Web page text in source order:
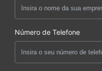
Número de Telefone